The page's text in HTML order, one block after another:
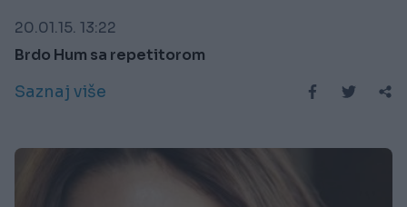
20.01.15. 13:22
Brdo Hum sa repetitorom
Saznaj više